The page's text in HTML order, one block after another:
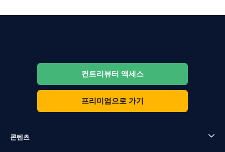
컨트리뷰터 액세스
프리미엄으로 가기
콘텐츠